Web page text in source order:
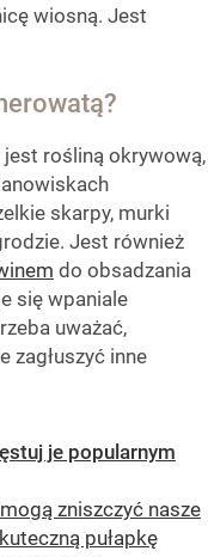
wiosną. Jest
rośliną okrywową,
skarpy, murki
Jest również
do obsadzania
się wpaniale
uważać,
zagłuszyć inne
je popularnym
zniszczyć nasze
pułapkę